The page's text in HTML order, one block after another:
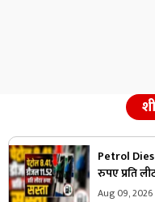
Petrol
रुपए प्रति
रुपए की
Aug 09,